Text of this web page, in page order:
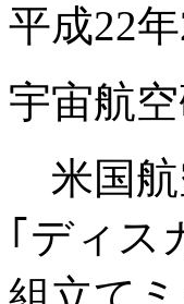
平成22
宇宙航
米国航
｢ディス